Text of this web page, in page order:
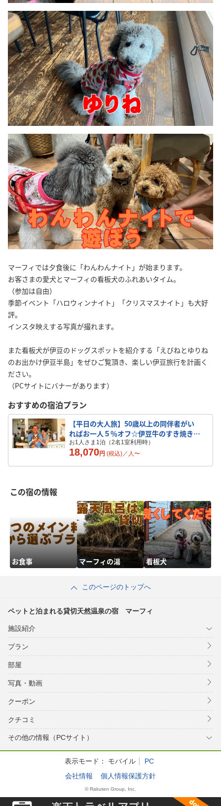
マーフィでは夕食後に「わんわんナイト」が始まります。
お客さまの愛犬とマーフィの看板犬のふれあいタイム。
（参加は自由）
季節イベント「ハロウィンナイト」「クリスマスナイト」も大好
評。
インスタ映えする写真が撮れます。
また看板犬が伊豆のドッグスポットを紹介する「えびねとゆりね
のお出かけ伊豆半島」をぜひご覧頂き、楽しい伊豆旅行を計画く
ださい。
（PCサイトにバナーがあります）
おすすめの宿泊プラン
【平日の大人旅】50歳以上の同伴者がい
ればお一人５％オフ☆伊豆牛のすき焼きと
金目しゃぶを味比べ
お1人さま1泊（2名1室利用時）
18,070円 (税込)／ 人〜
この宿の情報
お食事 マーフィの湯 看板犬
このページのトップへ
ペットと泊まれる貸切天然温泉の宿 マーフィ
施設紹介
プラン
部屋
写真・動画
クーポン
クチコミ
その他の情報（PCサイト）
表示モード： モバイル
PC
会社情報
個人情報保護方針
© Rakuten Group, Inc.